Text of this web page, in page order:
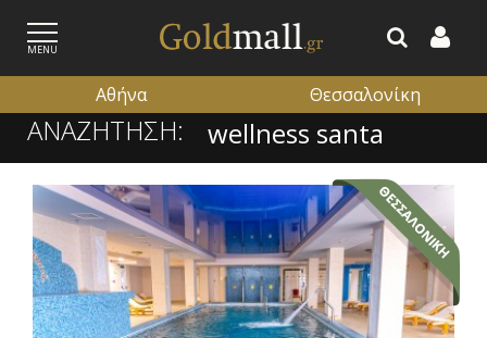
MENU
ΕΓΓΡΑΦΗ ΕΙΣΟΔΟΣ
Αθήνα Θεσσαλονίκη
ΑΝΑΖΗΤΗΣΗ: